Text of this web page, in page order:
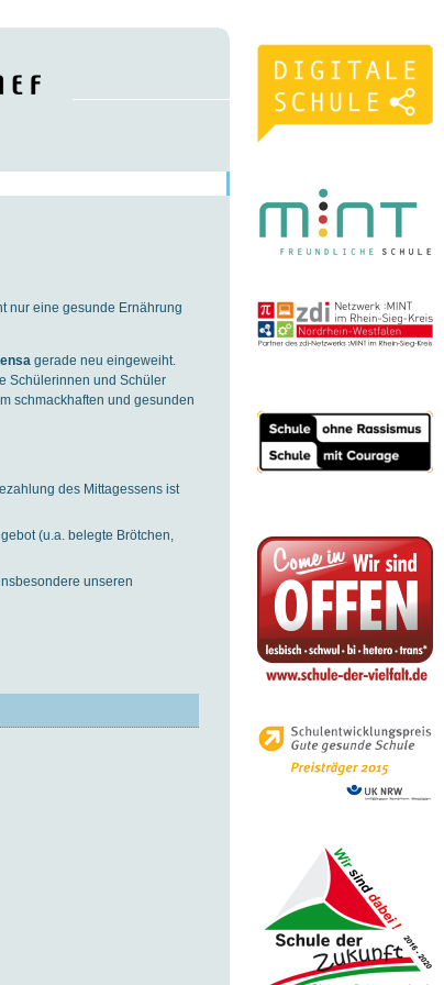
nur eine gesunde Ernährung
gerade neu eingeweiht.
Schülerinnen und Schüler
schmackhaften und gesunden
des Mittagessens ist
(u.a. belegte Brötchen,
unseren